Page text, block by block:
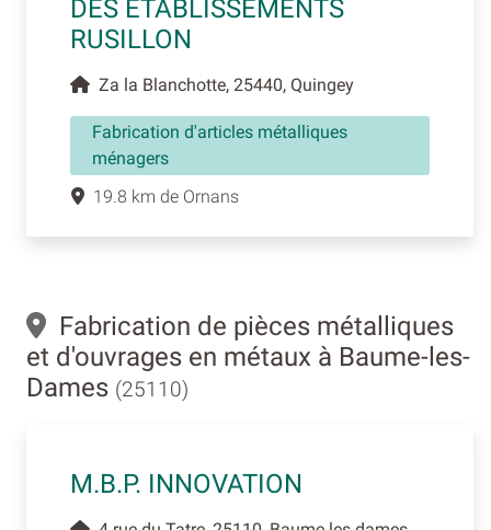
DES ETABLISSEMENTS
RUSILLON
Za la Blanchotte, 25440, Quingey
Fabrication d'articles métalliques
ménagers
19.8 km de Ornans
Fabrication de pièces métalliques
et d'ouvrages en métaux à Baume-les-
Dames (25110)
M.B.P. INNOVATION